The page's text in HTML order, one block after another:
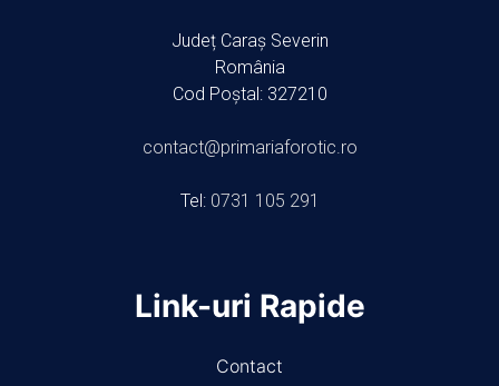
Județ Caraș Severin
România
Cod Poștal: 327210
contact@primariaforotic.ro
Tel: 0731 105 291
Link-uri Rapide
Contact